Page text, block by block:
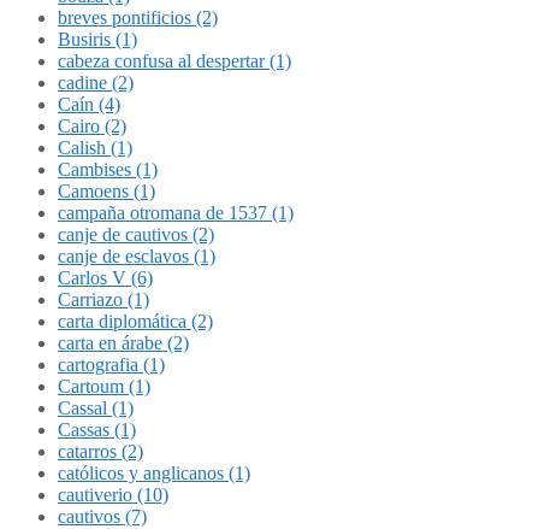
breves pontificios (2)
Busiris (1)
cabeza confusa al despertar (1)
cadine (2)
Caín (4)
Cairo (2)
Calish (1)
Cambises (1)
Camoens (1)
campaña otromana de 1537 (1)
canje de cautivos (2)
canje de esclavos (1)
Carlos V (6)
Carriazo (1)
carta diplomática (2)
carta en árabe (2)
cartografia (1)
Cartoum (1)
Cassal (1)
Cassas (1)
catarros (2)
católicos y anglicanos (1)
cautiverio (10)
cautivos (7)